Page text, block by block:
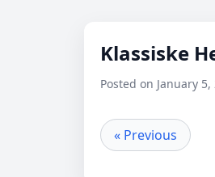
Klassiske
Posted on January
« Previous